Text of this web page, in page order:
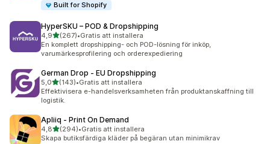
Built for Shopify
HyperSKU – POD & Dropshipping
4,9av 5 stjärnor
(267)
267 recensioner totalt
•Gratis att installera
En komplett dropshipping- och POD-lösning för inköp,
varumärkesprofilering och orderexpediering
German Drop ‑ EU Dropshipping
5,0av 5 stjärnor
(143)
143 recensioner totalt
•Gratis att installera
Effektivisera e-handelsverksamheten från produktanskaffning till
logistik.
Apliiq ‑ Print On Demand
4,8av 5 stjärnor
(294)
294 recensioner totalt
•Gratis att installera
Skapa butiksfärdiga kläder på begäran utan minimikrav